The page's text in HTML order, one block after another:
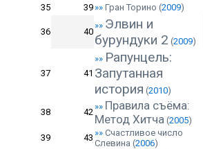
35 39»» Гран Торино (2009)
36 40
»» Элвин и
бурундуки 2 (2009)
37 41
»» Рапунцель:
Запутанная
история (2010)
38 42
»» Правила съёма:
Метод Хитча (2005)
39 43 »» Счастливое число
Слевина (2006)